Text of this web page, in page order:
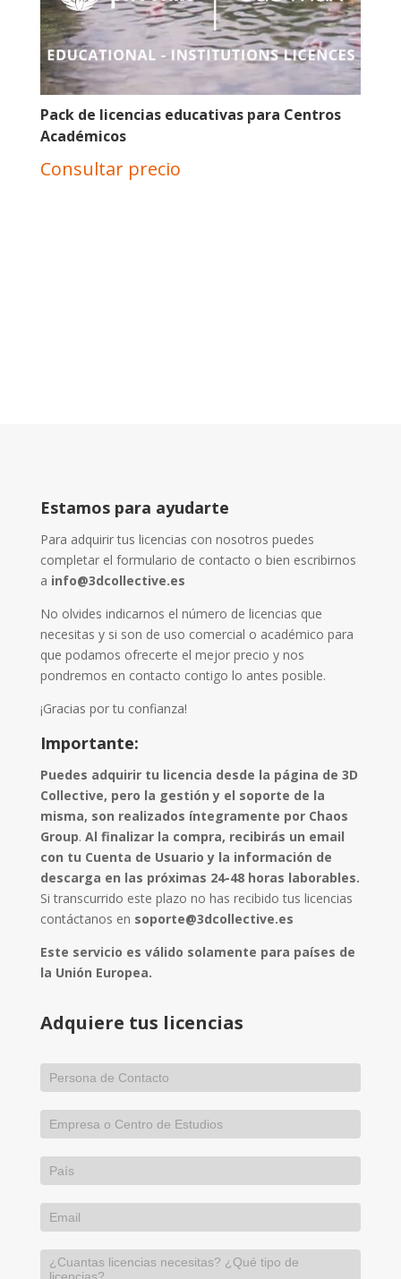
Pack de licencias educativas para Centros
Académicos
Consultar precio
Estamos para ayudarte
Para adquirir tus licencias con nosotros puedes
completar el formulario de contacto o bien escribirnos
a info@3dcollective.es
No olvides indicarnos el número de licencias que
necesitas y si son de uso comercial o académico para
que podamos ofrecerte el mejor precio y nos
pondremos en contacto contigo lo antes posible.
¡Gracias por tu confianza!
Importante:
Puedes adquirir tu licencia desde la página de 3D
Collective, pero la gestión y el soporte de la
misma, son realizados íntegramente por Chaos
Group. Al finalizar la compra, recibirás un email
con tu Cuenta de Usuario y la información de
descarga en las próximas 24-48 horas laborables.
Si transcurrido este plazo no has recibido tus licencias
contáctanos en soporte@3dcollective.es
Este servicio es válido solamente para países de
la Unión Europea.
Adquiere tus licencias
you
are
human,
leave
this
blank.